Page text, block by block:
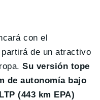
con el
de un atractivo
Su versión tope
de autonomía bajo
(443 km EPA)